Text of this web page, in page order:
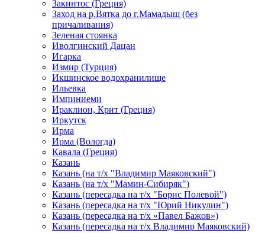
Закинтос (Греция)
Заход на р.Вятка до г.Мамадыш (без
причаливания)
Зеленая стоянка
Иволгинский Дацан
Игарка
Измир (Турция)
Икшинское водохранилище
Ильевка
Импиниеми
Ираклион, Крит (Греция)
Иркутск
Ирма
Ирма (Вологда)
Кавала (Греция)
Казань
Казань (на т/х "Владимир Маяковский")
Казань (на т/х "Мамин-Сибиряк")
Казань (пересадка на т/х "Борис Полевой")
Казань (пересадка на т/х "Юрий Никулин")
Казань (пересадка на т/х «Павел Бажов»)
Казань (пересадка на т/х Владимир Маяковский)